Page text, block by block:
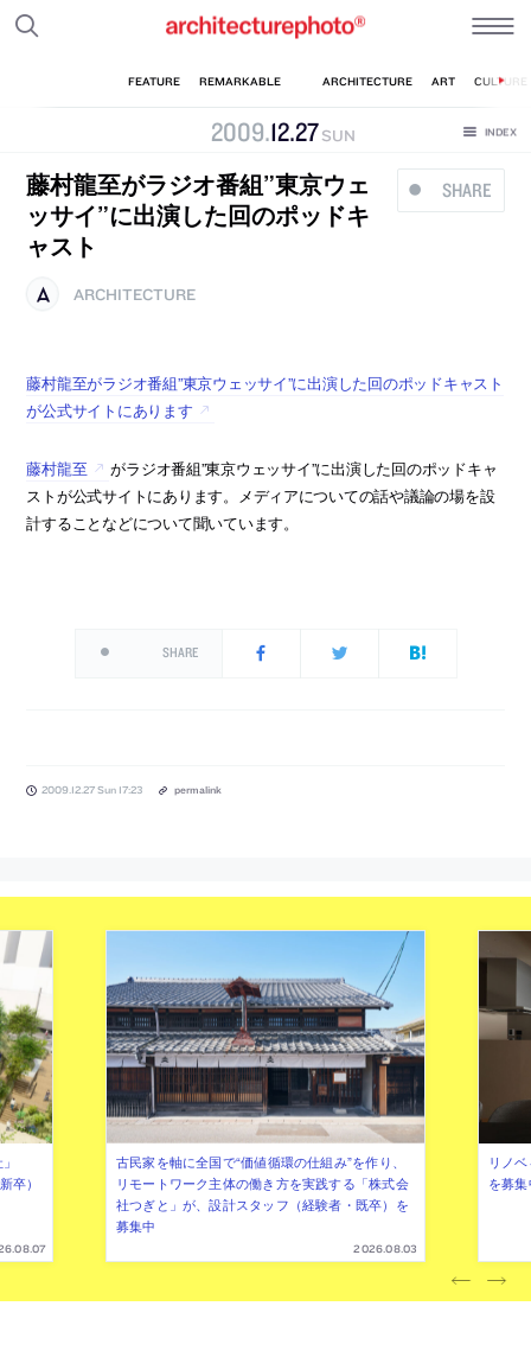
2009.12.27 SUN
SHARE
藤村龍至がラジオ番組”東京ウェ
ッサイ”に出演した回のポッドキ
ャスト
ARCHITECTURE
藤村龍至がラジオ番組”東京ウェッサイ”に出演した回のポッドキャスト
が公式サイトにあります
藤村龍至
がラジオ番組”東京ウェッサイ”に出演した回のポッドキャ
ストが公式サイトにあります。メディアについての話や議論の場を設
計することなどについて聞いています。
SHARE
2009.12.27 Sun 17:23 permalink
卒）
古民家を軸に全国で“価値循環の仕組み”を作り、
リモートワーク主体の働き方を実践する「株式会
社つぎと」が、設計スタッフ（経験者・既卒）を
募集中
2026.08.03
リノ
を募